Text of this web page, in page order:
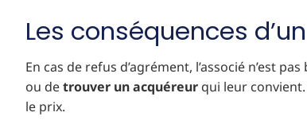
Les conséquences
En cas de refus d’agrément, l’associé n’est
ou detrouver un acquéreur qui leur
le prix.